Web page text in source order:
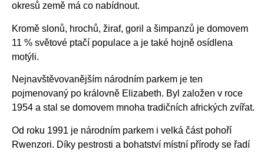
okresů země má co nabídnout.
Kromě slonů, hrochů, žiraf, goril a šimpanzů je domovem
11 % světové ptačí populace a je také hojně osídlena
motýli.
Nejnavštěvovanějším národním parkem je ten
pojmenovaný po královně Elizabeth. Byl založen v roce
1954 a stal se domovem mnoha tradičních afrických zvířat.
Od roku 1991 je národním parkem i velká část pohoří
Rwenzori. Díky pestrosti a bohatství místní přírody se řadí